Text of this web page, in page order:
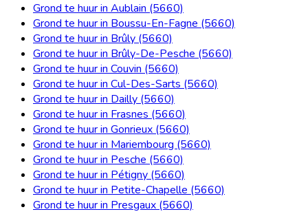
Grond te huur in Aublain (5660)
Grond te huur in Boussu-En-Fagne (5660)
Grond te huur in Brûly (5660)
Grond te huur in Brûly-De-Pesche (5660)
Grond te huur in Couvin (5660)
Grond te huur in Cul-Des-Sarts (5660)
Grond te huur in Dailly (5660)
Grond te huur in Frasnes (5660)
Grond te huur in Gonrieux (5660)
Grond te huur in Mariembourg (5660)
Grond te huur in Pesche (5660)
Grond te huur in Pétigny (5660)
Grond te huur in Petite-Chapelle (5660)
Grond te huur in Presgaux (5660)